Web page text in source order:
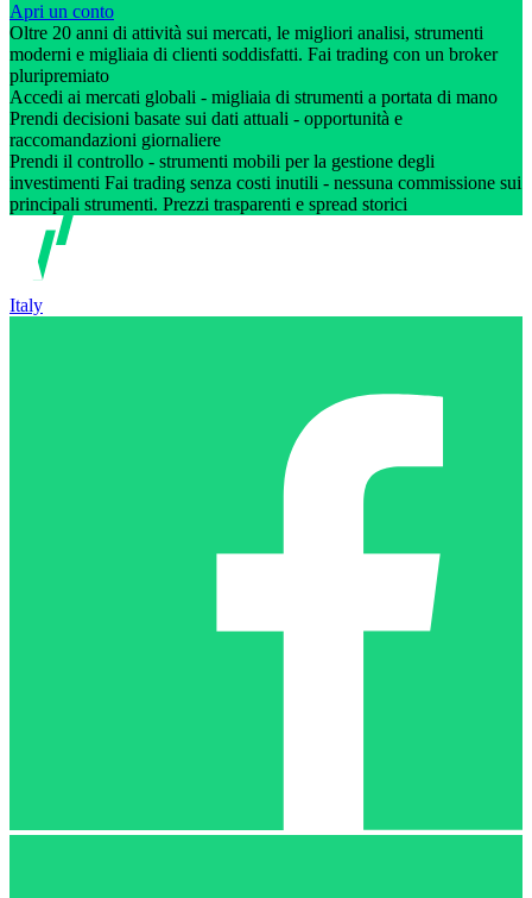
Apri un conto
Oltre 20 anni di attività sui mercati, le migliori analisi, strumenti
moderni e migliaia di clienti soddisfatti. Fai trading con un broker
pluripremiato
Accedi ai mercati globali - migliaia di strumenti a portata di mano
Prendi decisioni basate sui dati attuali - opportunità e
raccomandazioni giornaliere
Prendi il controllo - strumenti mobili per la gestione degli
investimenti Fai trading senza costi inutili - nessuna commissione sui
principali strumenti. Prezzi trasparenti e spread storici
Italy